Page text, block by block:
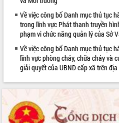
Về việc công bố Danh mục thủ tục
trong lĩnh vực Phát thanh truyền
phạm vi chức năng quản lý của Sở
Về việc công bố Danh mục thủ tục
lĩnh vực phòng cháy, chữa cháy và
giải quyết của UBND cấp xã trên